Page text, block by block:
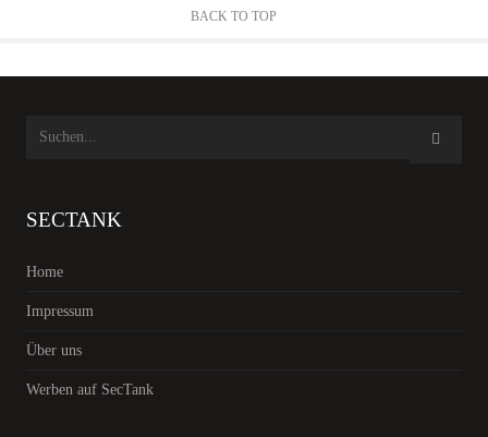
BACK TO TOP
SECTANK
Home
Impressum
Über uns
Werben auf SecTank